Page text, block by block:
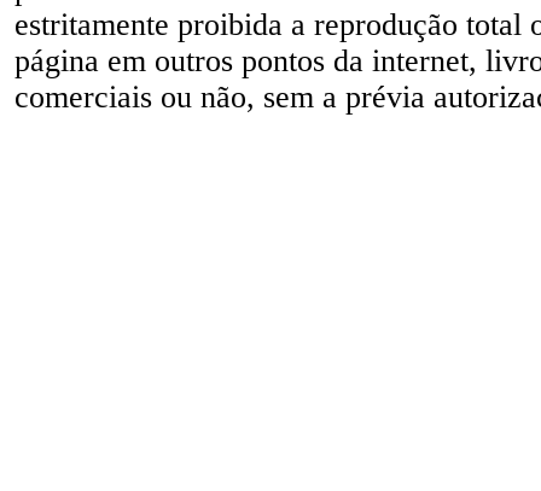
estritamente proibida a reprodução total
página em outros pontos da internet,
comerciais ou não, sem a prévia